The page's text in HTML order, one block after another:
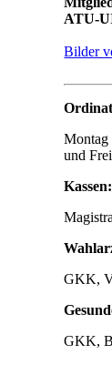
ATU-
Bilder
und
Kassen:
GKK,
GKK,